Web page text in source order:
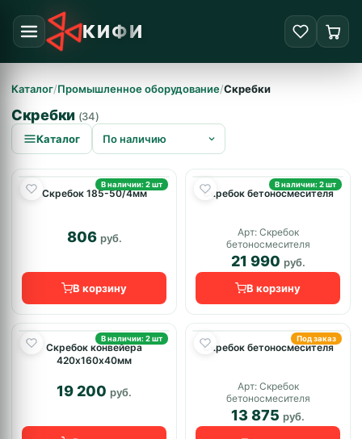
КИФИ
Каталог/Промышленное оборудование/Скребки
Скребки (34)
Каталог
В наличии: 2 шт
Скребок 185-50/4мм
806 руб.
В корзину
В наличии: 2 шт
Скребок бетоносмесителя
Арт: Скребок
бетоносмесителя
21 990 руб.
В корзину
В наличии: 2 шт
Скребок конвейера
420х160х40мм
19 200 руб.
Под заказ
Скребок бетоносмесителя
Арт: Скребок
бетоносмесителя
13 875 руб.